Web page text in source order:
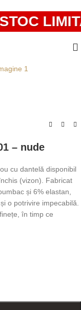
– nude
cu dantelă disponibil
(vizon). Fabricat
și 6% elastan,
o potrivire impecabilă.
în timp ce